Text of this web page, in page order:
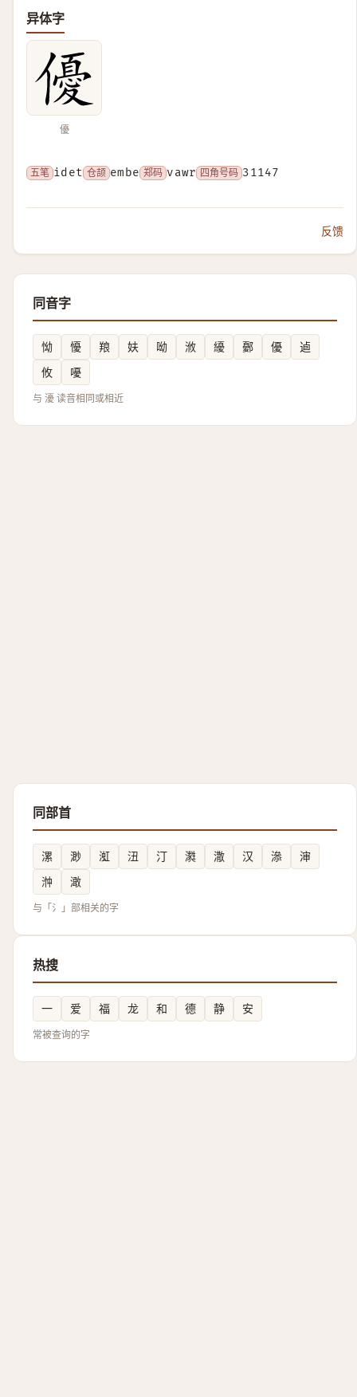
异体字
優
五笔 idet 仓颉 embe 郑码 vawr 四角号码 31147
反馈
同音字
怮 懮 羪 妋 呦 浟 纋 鄾 優
逌
攸
嚘
与 瀀 读音相同或相近
同部首
漯 渺 渱 沑 汀 㶋 潵 汉 㵕
渖
浺
澉
与「氵」部相关的字
热搜
一 爱 福 龙 和 德 静 安
常被查询的字